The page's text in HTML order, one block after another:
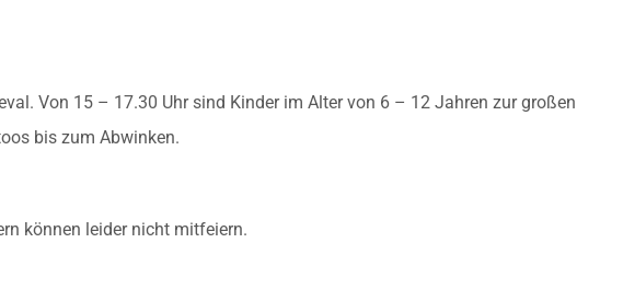
Von 15 – 17.30 Uhr sind Kinder im Alter von 6 – 12 Jahren zur großen
bis zum Abwinken.
können leider nicht mitfeiern.